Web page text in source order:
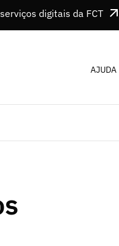
serviços digitais da FCT
AJUDA